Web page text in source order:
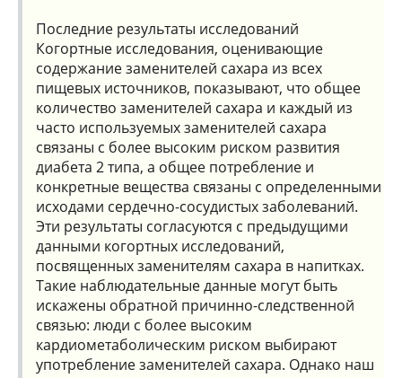
Последние результаты исследований
Когортные исследования, оценивающие
содержание заменителей сахара из всех
пищевых источников, показывают, что общее
количество заменителей сахара и каждый из
часто используемых заменителей сахара
связаны с более высоким риском развития
диабета 2 типа, а общее потребление и
конкретные вещества связаны с определенными
исходами сердечно-сосудистых заболеваний.
Эти результаты согласуются с предыдущими
данными когортных исследований,
посвященных заменителям сахара в напитках.
Такие наблюдательные данные могут быть
искажены обратной причинно-следственной
связью: люди с более высоким
кардиометаболическим риском выбирают
употребление заменителей сахара. Однако наш